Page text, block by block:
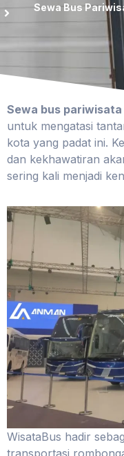
Sewa Bus
Sewa bus
untuk mengatasi
kota yang padat ini.
dan kekhawatiran
sering kali menjadi
WisataBus hadir
transportasi